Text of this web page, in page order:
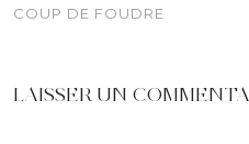
COUP DE FOUDRE
LAISSER UN